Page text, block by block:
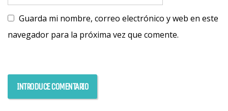
Guarda mi nombre, correo electrónico y web en este
navegador para la próxima vez que comente.